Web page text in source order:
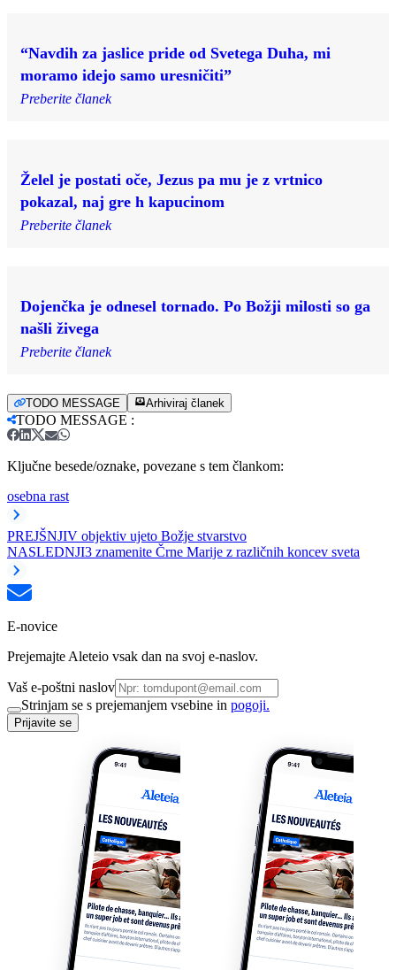
“Navdih za jaslice pride od Svetega Duha, mi
moramo idejo samo uresničiti”
Preberite članek
Želel je postati oče, Jezus pa mu je z vrtnico
pokazal, naj gre h kapucinom
Preberite članek
Dojenčka je odnesel tornado. Po Božji milosti so ga
našli živega
Preberite članek
TODO MESSAGE Arhiviraj članek
TODO MESSAGE :
Ključne besede/oznake, povezane s tem člankom:
osebna rast
PREJŠNJIV objektiv ujeto Božje stvarstvo
NASLEDNJI3 znamenite Črne Marije z različnih koncev sveta
E-novice
Prejemajte Aleteio vsak dan na svoj e-naslov.
Vaš e-poštni naslov
Strinjam se s prejemanjem vsebine in pogoji.
Prijavite se